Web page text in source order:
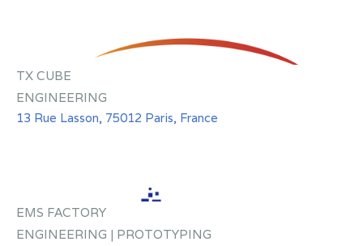
TX CUBE
ENGINEERING
13 Rue Lasson, 75012 Paris, France
EMS FACTORY
ENGINEERING | PROTOTYPING